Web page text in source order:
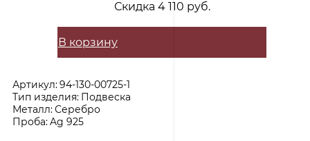
Скидка 4 110 руб.
В корзину
Артикул:94-130-00725-1
Тип изделия: Подвеска
Металл:Серебро
Проба:Ag 925